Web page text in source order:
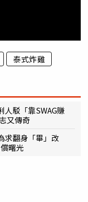
泰式炸雞
駁「靠SWAG賺
又傳奇
求翻身「畢」改
曙光